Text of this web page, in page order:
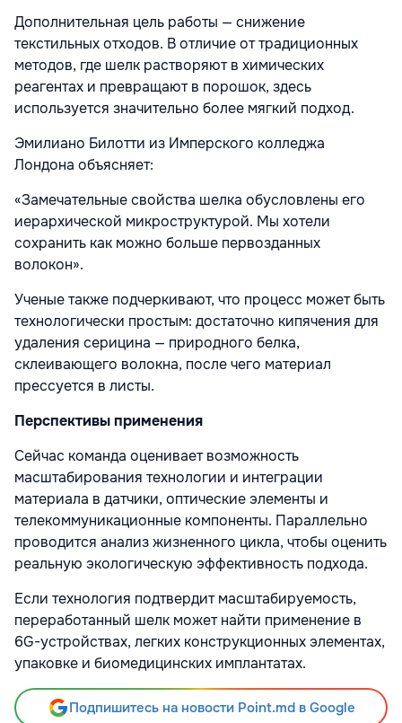
Дополнительная цель работы — снижение
текстильных отходов. В отличие от традиционных
методов, где шелк растворяют в химических
реагентах и превращают в порошок, здесь
используется значительно более мягкий подход.
Эмилиано Билотти из Имперского колледжа
Лондона объясняет:
«Замечательные свойства шелка обусловлены его
иерархической микроструктурой. Мы хотели
сохранить как можно больше первозданных
волокон».
Ученые также подчеркивают, что процесс может быть
технологически простым: достаточно кипячения для
удаления серицина — природного белка,
склеивающего волокна, после чего материал
прессуется в листы.
Перспективы применения
Сейчас команда оценивает возможность
масштабирования технологии и интеграции
материала в датчики, оптические элементы и
телекоммуникационные компоненты. Параллельно
проводится анализ жизненного цикла, чтобы оценить
реальную экологическую эффективность подхода.
Если технология подтвердит масштабируемость,
переработанный шелк может найти применение в
6G-устройствах, легких конструкционных элементах,
упаковке и биомедицинских имплантатах.
Подпишитесь на новости Point.md в Google